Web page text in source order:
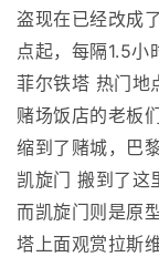
盗现在已经改成
点起，每隔1.5
菲尔铁塔 热门地
赌场饭店的老板
缩到了赌城，巴
凯旋门 搬到了这
而凯旋门则是原
塔上面观赏拉斯